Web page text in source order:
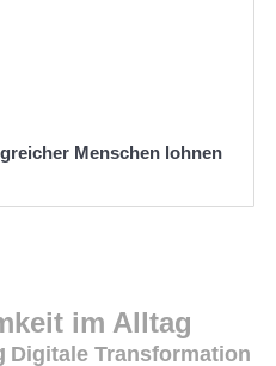
Menschen lohnen
im Alltag
Digitale Transformation